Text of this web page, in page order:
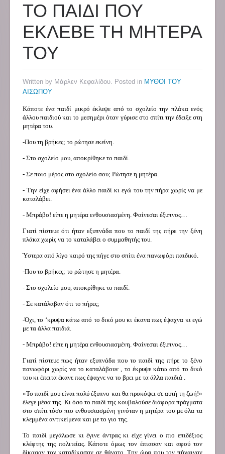
ΤΟ ΠΑΙΔΙ ΠΟΥ
ΕΚΛΕΒΕ ΤΗ ΜΗΤΕΡΑ
ΤΟΥ
Written by Μάρλεν Κεφαλίδου. Posted in ΜΥΘΟΙ ΤΟΥ
ΑΙΣΩΠΟΥ
Κάποτε ένα παιδί μικρό έκλεψε από το σχολείο την πλάκα ενός
άλλου παιδιού και το μεσημέρι όταν γύρισε στο σπίτι την έδειξε στη
μητέρα του.
-Που τη βρήκες; το ρώτησε εκείνη.
- Στο σχολείο μου, αποκρίθηκε το παιδί.
- Σε ποιο μέρος στο σχολείο σου; Ρώτησε η μητέρα.
- Την είχε αφήσει ένα άλλο παιδί κι εγώ του την πήρα χωρίς να με
καταλάβει.
- Μπράβο! είπε η μητέρα ενθουσιασμένη. Φαίνεσαι έξυπνος…
Γιατί πίστευε ότι ήταν εξυπνάδα που το παιδί της πήρε την ξένη
πλάκα χωρίς να το καταλάβει ο συμμαθητής του.
Ύστερα από λίγο καιρό της πήγε στο σπίτι ένα πανωφόρι παιδικό.
-Που το βρήκες; το ρώτησε η μητέρα.
- Στο σχολείο μου, αποκρίθηκε το παιδί.
- Σε κατάλαβαν ότι το πήρες;
-Όχι, το ‘κρυψα κάτω από το δικό μου κι έκανα πως έψαχνα κι εγώ
με τα άλλα παιδιά.
- Μπράβο! είπε η μητέρα ενθουσιασμένη. Φαίνεσαι έξυπνος…
Γιατί πίστευε πως ήταν εξυπνάδα που το παιδί της πήρε το ξένο
πανωφόρι χωρίς να το καταλάβουν , το έκρυψε κάτω από το δικό
του κι έπειτα έκανε πως έψαχνε να το βρει με τα άλλα παιδιά .
«Το παιδί μου είναι πολύ έξυπνο και θα προκόψει σε αυτή τη ζωή!»
έλεγε μέσα της. Κι όσο το παιδί της κουβαλούσε διάφορα πράγματα
στο σπίτι τόσο πιο ενθουσιασμένη γινόταν η μητέρα του με όλα τα
κλεμμένα αντικείμενα και με το γιο της.
Το παιδί μεγάλωσε κι έγινε άντρας κι είχε γίνει ο πιο επιδέξιος
κλέφτης της πολιτείας. Κάποτε όμως τον έπιασαν και αφού τον
δίκασαν τον καταδίκασαν σε θάνατο. Την ώρα που τον πήγαιναν